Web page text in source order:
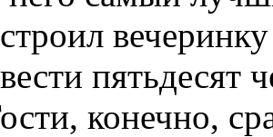
пятьдесят
конечно,